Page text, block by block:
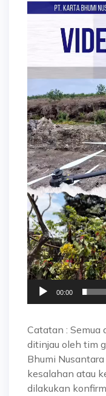
00:00
Catatan : Semua
ditinjau oleh tim
Bhumi
kesalahan atau
dilakukan